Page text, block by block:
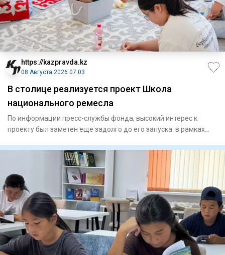
https://kazpravda.kz
08 Августа 2026 07:03
В столице реализуется проект Школа
национального ремесла
По информации пресс-службы фонда, высокий интерес к
проекту был заметен еще задолго до его запуска: в рамках